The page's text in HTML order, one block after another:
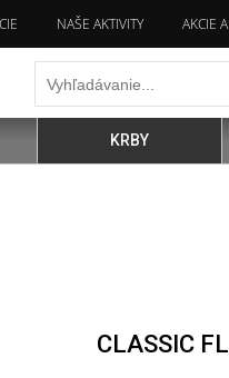
NAŠE AKTIVITY AKCIE
KRBY
CLASSIC